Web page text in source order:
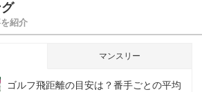
紹介
マンスリー
ゴルフ飛距離の目安は？番手ごとの平均